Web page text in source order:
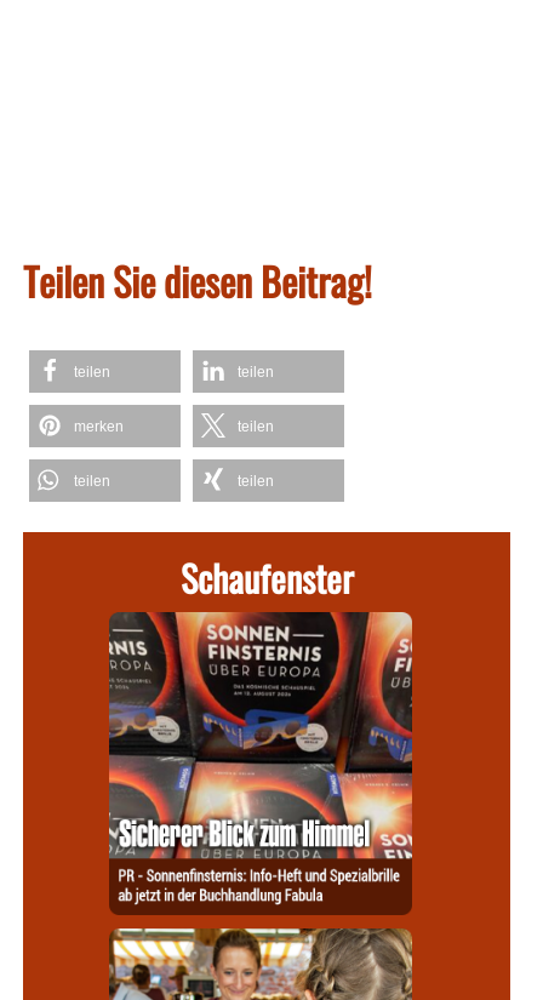
Teilen Sie diesen Beitrag!
teilen teilen
merken teilen
teilen teilen
Schaufenster